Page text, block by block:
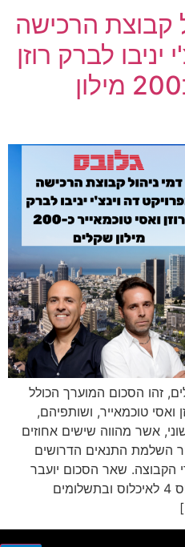
קבוצת הרכישה
יניבו לברק רוזן
ואסי טוכמאייר כ200 מילון
זהו הסכום המוערך הכולל
טוכמאייר, ושותפיהם,
אשר מהווה שישים אחוזים
השלמת התנאים הדרושים
הקבוצה. שאר הסכום יועבר
בחלקים שווים לאחר נתינת טופס 4 לאיכלוס ובתשלומים